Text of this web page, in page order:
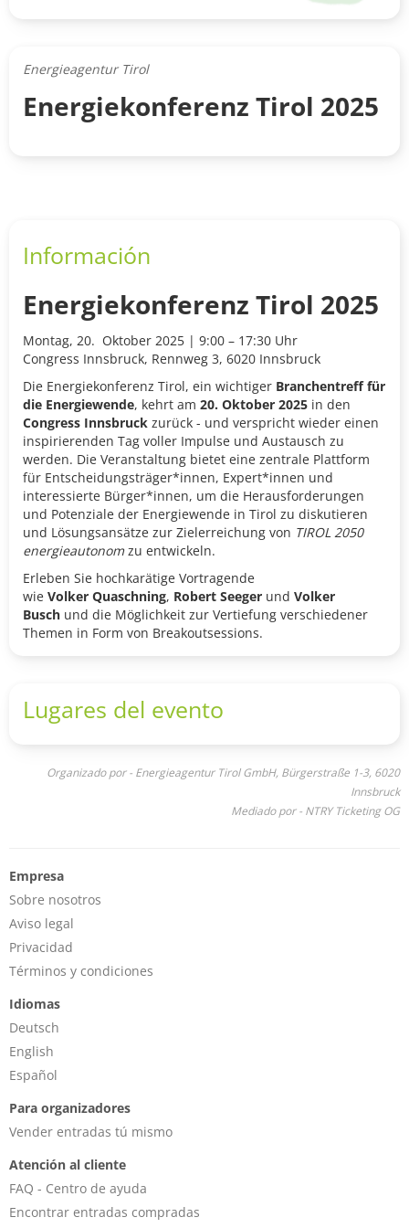
Energieagentur Tirol
Energiekonferenz Tirol 2025
Información
Energiekonferenz Tirol 2025
Montag, 20. Oktober 2025 | 9:00 – 17:30 Uhr
Congress Innsbruck, Rennweg 3, 6020 Innsbruck
Die Energiekonferenz Tirol, ein wichtiger Branchentreff für
die Energiewende, kehrt am 20. Oktober 2025 in den
Congress Innsbruck zurück - und verspricht wieder einen
inspirierenden Tag voller Impulse und Austausch zu
werden. Die Veranstaltung bietet eine zentrale Plattform
für Entscheidungsträger*innen, Expert*innen und
interessierte Bürger*innen, um die Herausforderungen
und Potenziale der Energiewende in Tirol zu diskutieren
und Lösungsansätze zur Zielerreichung von TIROL 2050
energieautonomzu entwickeln.
Erleben Sie hochkarätige Vortragende
wie Volker Quaschning, Robert Seeger und Volker
Busch und die Möglichkeit zur Vertiefung verschiedener
Themen in Form von Breakoutsessions.
Lugares del evento
Organizado por - Energieagentur Tirol GmbH, Bürgerstraße 1-3, 6020
Innsbruck
Mediado por - NTRY Ticketing OG
Empresa
Sobre nosotros
Aviso legal
Privacidad
Términos y condiciones
Idiomas
Deutsch
English
Español
Para organizadores
Vender entradas tú mismo
Atención al cliente
FAQ - Centro de ayuda
Encontrar entradas compradas